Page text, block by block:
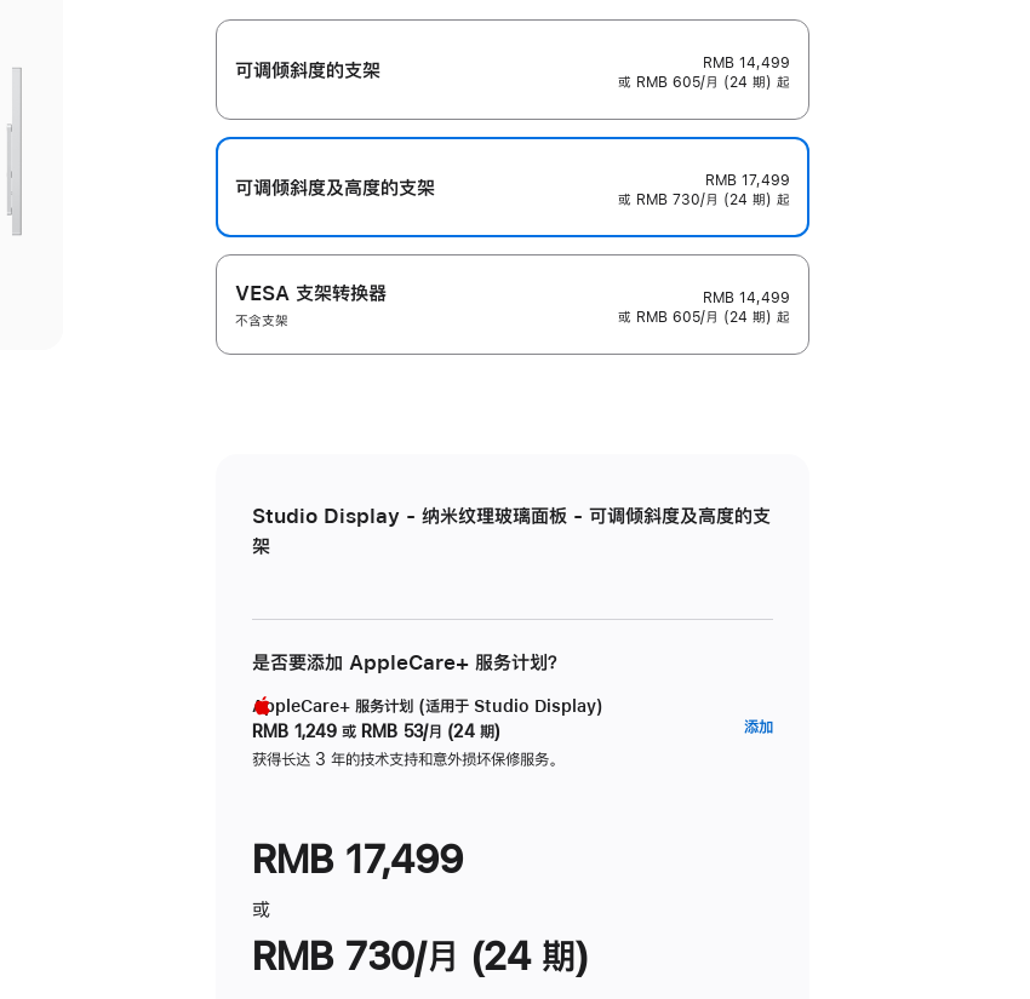
开
可调倾斜度的支架
RMB 14,499
或 RMB 605/月 (24 期) 起
可调倾斜度及高‍度的支‍架
RMB 17,499
或 RMB 730/月 (24 期) 起
VESA 支架转换器
不含支架
RMB 14,499
或 RMB 605/月 (24 期) 起
Studio Display - 纳米纹理玻璃面板 - 可调倾斜度及高度的支
架
是否要添加 AppleCare+ 服务计划？
AppleCare+ 服务计划 (适用于 Studio Display)
RMB 1,249 或 RMB 53/月 (24 期)
获得长达 3 年的技术支持和意外损坏保修服务。
添加
RMB 17,499
或
RMB 730/月 (24 期)